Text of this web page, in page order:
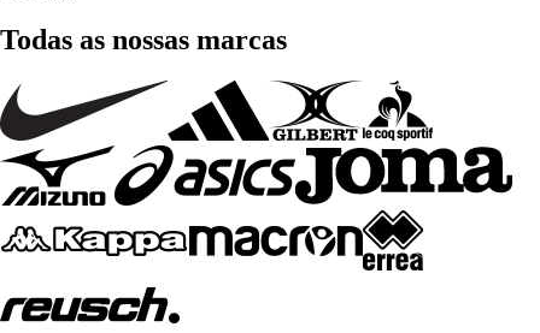
Todas as nossas marcas